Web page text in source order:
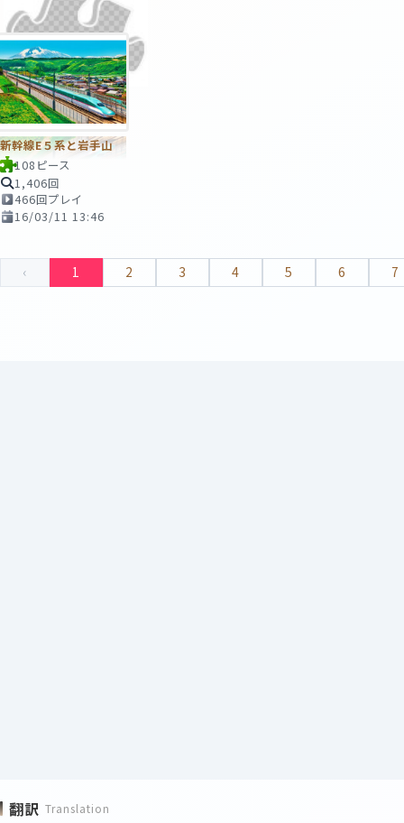
新幹線E５系と岩手山
108ピース
1,406回
466回プレイ
16/03/11 13:46
‹ 1 2 3 4 5 6 7
翻訳 Translation